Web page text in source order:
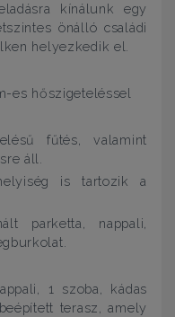
kínálunk egy
önálló családi
helyezkedik el.
es hőszigeteléssel
fűtés, valamint
áll.
is tartozik a
parketta, nappali,
1 szoba, kádas
terasz, amely